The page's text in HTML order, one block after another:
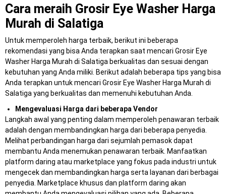
Cara meraih Grosir Eye Washer Harga
Murah di Salatiga
Untuk memperoleh harga terbaik, berikut ini beberapa
rekomendasi yang bisa Anda terapkan saat mencari Grosir Eye
Washer Harga Murah di Salatiga berkualitas dan sesuai dengan
kebutuhan yang Anda miliki. Berikut adalah beberapa tips yang bisa
Anda terapkan untuk mencari Grosir Eye Washer Harga Murah di
Salatiga yang berkualitas dan memenuhi kebutuhan Anda.
Mengevaluasi Harga dari beberapa Vendor
Langkah awal yang penting dalam memperoleh penawaran terbaik
adalah dengan membandingkan harga dari beberapa penyedia.
Melihat perbandingan harga dari sejumlah pemasok dapat
membantu Anda menemukan penawaran terbaik. Manfaatkan
platform daring atau marketplace yang fokus pada industri untuk
mengecek dan membandingkan harga serta layanan dari berbagai
penyedia. Marketplace khusus dan platform daring akan